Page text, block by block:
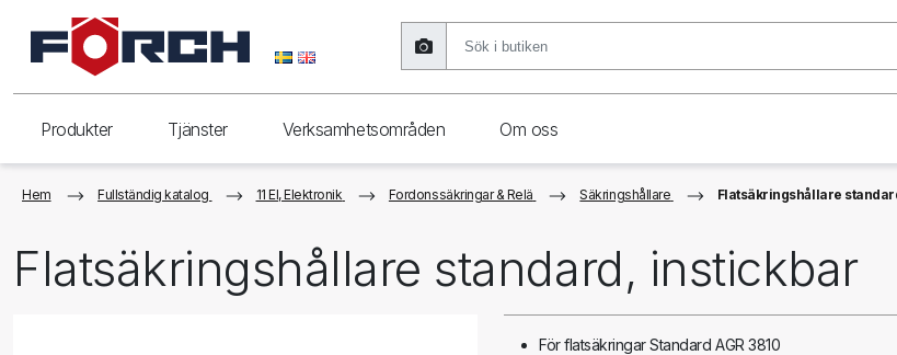
Produkter Tjänster Verksamhetsområden Om oss
Hem Fullständig katalog 11 El, Elektronik Fordonssäkringar & Relä Säkringshållare Flatsäkringshållare
Flatsäkringshållare standard, instickbar
För flatsäkringar Standard AGR 3810